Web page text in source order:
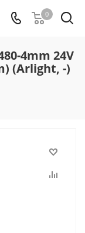
0
4mm 24V
(Arlight, -)